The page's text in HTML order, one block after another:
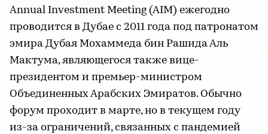
Annual Investment Meeting (AIM) ежегодно
проводится в Дубае с 2011 года под патронатом
эмира Дубая Мохаммеда бин Рашида Аль
Мактума, являющегося также вице-
президентом и премьер-министром
Объединенных Арабских Эмиратов. Обычно
форум проходит в марте, но в текущем году
из-за ограничений, связанных с пандемией